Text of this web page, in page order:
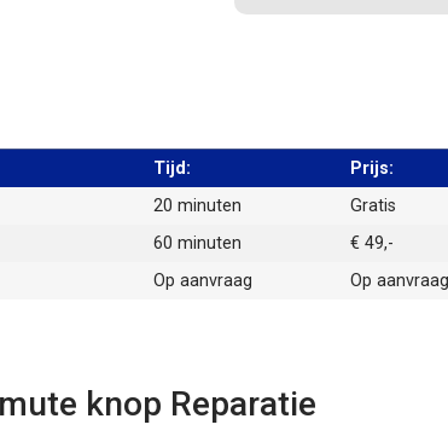
Tijd:
Prijs:
20 minuten
Gratis
60 minuten
€ 49,-
Op aanvraag Op aanvraag
knop Reparatie